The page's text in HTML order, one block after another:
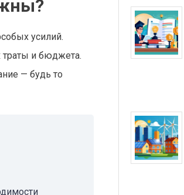
усилий.
траты и бюджета.
— будь то